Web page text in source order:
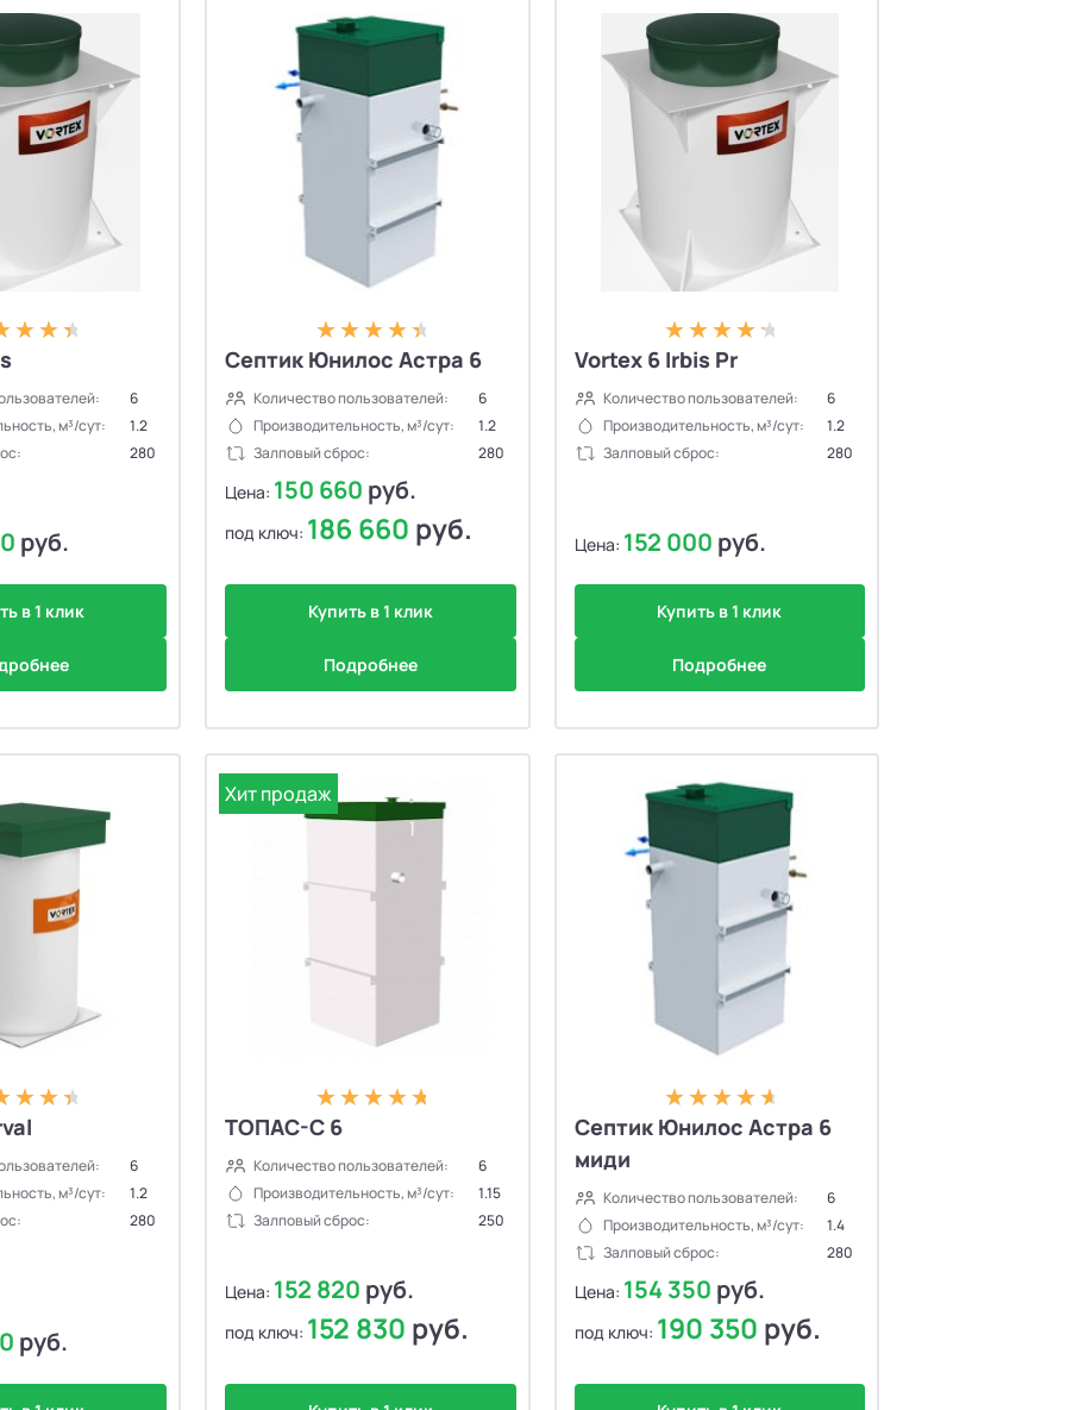
6
м³/сут:
1.2
280
руб.
в 1 клик
Септик Юнилос Астра 6
Количество пользователей:
6
Производительность, м³/сут:
1.2
Залповый сброс:
280
Цена: 150 660 руб.
под ключ: 186 660 руб.
Купить в 1 клик
Подробнее
Vortex 6 Irbis Pr
Количество пользователей:
6
Производительность, м³/сут:
1.2
Залповый сброс:
280
Цена: 152 000 руб.
Купить в 1 клик
Подробнее
6
м³/сут:
1.2
280
руб.
Хит продаж
ТОПАС-С 6
Количество пользователей:
6
Производительность, м³/сут:
1.15
Залповый сброс:
250
Цена: 152 820 руб.
под ключ: 152 830 руб.
Септик Юнилос Астра 6
миди
Количество пользователей:
6
Производительность, м³/сут:
1.4
Залповый сброс:
280
Цена: 154 350 руб.
под ключ: 190 350 руб.